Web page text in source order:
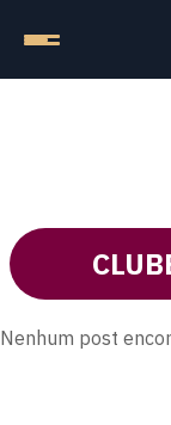
Nenhum post